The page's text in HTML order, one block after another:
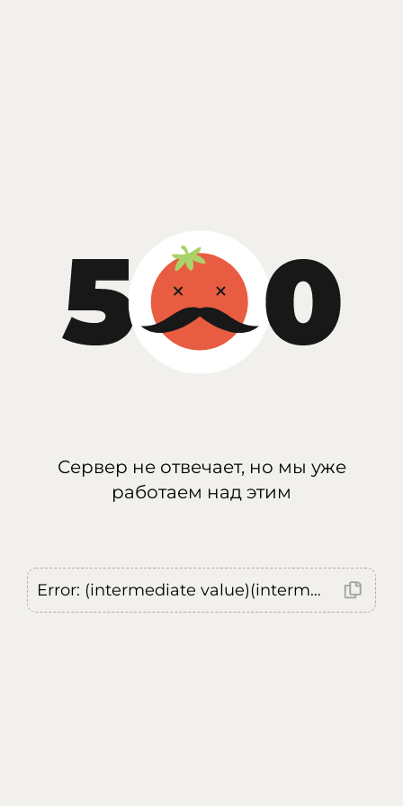
Сервер не отвечает, но мы уже
работаем над этим
Error: (intermediate value)(intermediate value)(intermediate value).replaceAll is not a function